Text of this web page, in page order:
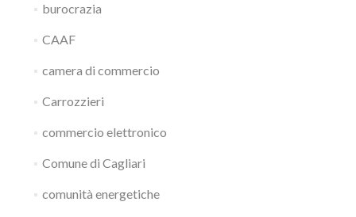
burocrazia
CAAF
camera di commercio
Carrozzieri
commercio elettronico
Comune di Cagliari
comunità energetiche